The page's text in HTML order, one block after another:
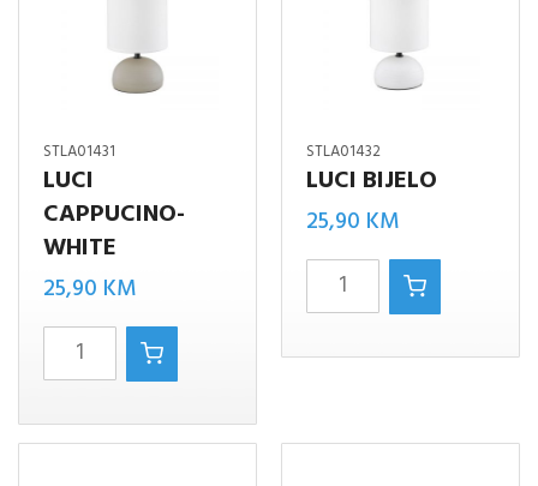
STLA01431
LUCI
CAPPUCINO-
WHITE
25,90 KM
Luci
cappucino-
white
količina
STLA01432
LUCI BIJELO
25,90 KM
Luci
bijelo
količina